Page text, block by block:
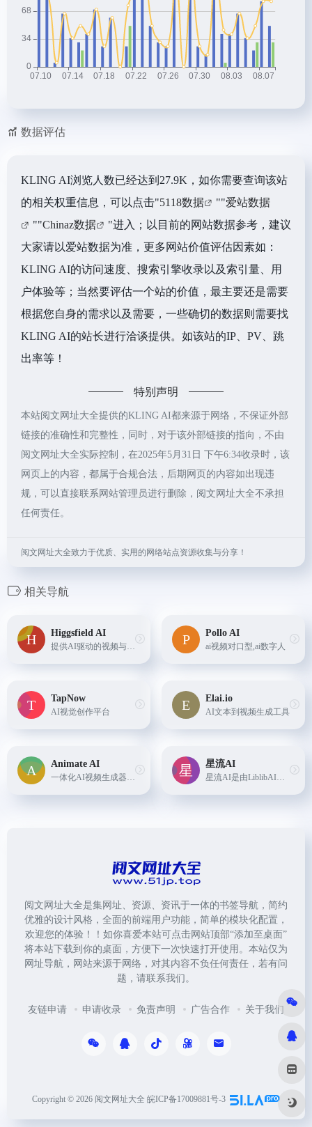
数据评估
KLING AI浏览人数已经达到27.9K，如你需要查询该站
的相关权重信息，可以点击"5118数据 ""爱站数据
""Chinaz数据
"进入；以目前的网站数据参考，建议
大家请以爱站数据为准，更多网站价值评估因素如：
KLING AI的访问速度、搜索引擎收录以及索引量、用
户体验等；当然要评估一个站的价值，最主要还是需要
根据您自身的需求以及需要，一些确切的数据则需要找
KLING AI的站长进行洽谈提供。如该站的IP、PV、跳
出率等！
特别声明
本站阅文网址大全提供的KLING AI都来源于网络，不保证外部
链接的准确性和完整性，同时，对于该外部链接的指向，不由
阅文网址大全实际控制，在2025年5月31日 下午6:34收录时，该
网页上的内容，都属于合规合法，后期网页的内容如出现违
规，可以直接联系网站管理员进行删除，阅文网址大全不承担
任何责任。
阅文网址大全致力于优质、实用的网络站点资源收集与分享！
相关导航
Higgsfield AI
提供AI驱动的视频与图像生成服务的平台，具备无限生成、丰富预设（含专业级视频生成、视觉特效、相机控制等）及多场景（病毒式内容、动作画面、商业广告等）创作功能，可一键生成可分享内容。
Pollo AI
ai视频对口型,ai数字人
TapNow
AI视觉创作平台
Elai.io
AI文本到视频生成工具
Animate AI
一体化AI视频生成器，10倍速度，30%成本节省。AI角色生成器、故事板生成器、视频生成器，支持GPT-4、Claude等AI模型集成，轻松制作动画故事、电影预告片等。
星流AI
星流AI是由LiblibAI平台推出的一款AI图像创作工具，专注于为图像艺术家提供高效的生成式创作。
阅文网址大全是集网址、资源、资讯于一体的书签导航，简约
优雅的设计风格，全面的前端用户功能，简单的模块化配置，
欢迎您的体验！！如你喜爱本站可点击网站顶部“添加至桌面”
将本站下载到你的桌面，方便下一次快速打开使用。本站仅为
网址导航，网站来源于网络，对其内容不负任何责任，若有问
题，请联系我们。
友链申请 申请收录 免责声明 广告合作 关于我们
Copyright © 2026 阅文网址大全 皖ICP备17009881号-3